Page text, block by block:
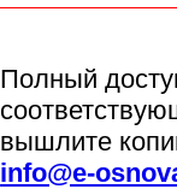
Полный
вышлите
info@e-